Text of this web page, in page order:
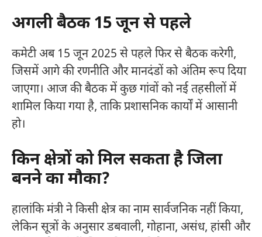
अगली बैठक 15 जून से पहले
कमेटी अब 15 जून 2025 से पहले फिर से बैठक करेगी,
जिसमें आगे की रणनीति और मानदंडों को अंतिम रूप दिया
जाएगा। आज की बैठक में कुछ गांवों को नई तहसीलों में
शामिल किया गया है, ताकि प्रशासनिक कार्यों में आसानी
हो।
किन क्षेत्रों को मिल सकता है जिला
बनने का मौका?
हालांकि मंत्री ने किसी क्षेत्र का नाम सार्वजनिक नहीं किया,
लेकिन सूत्रों के अनुसार डबवाली, गोहाना, असंध, हांसी और